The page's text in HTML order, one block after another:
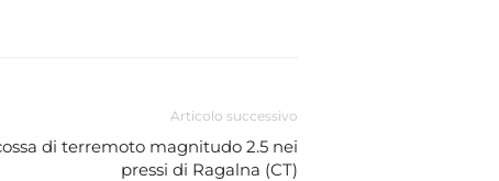
Articolo successivo
di terremoto magnitudo 2.5 nei
pressi di Ragalna (CT)